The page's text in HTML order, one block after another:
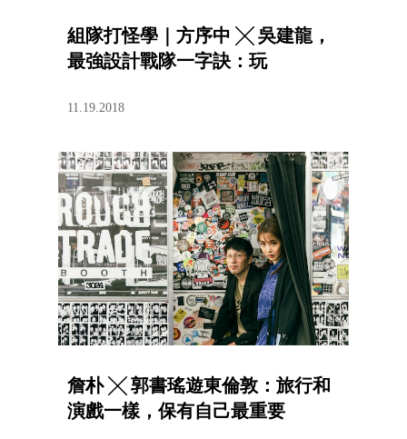
組隊打怪學｜方序中 ╳ 吳建龍，
最強設計戰隊一字訣：玩
11.19.2018
詹朴 ╳ 郭書瑤遊東倫敦：旅行和
演戲一樣，保有自己最重要